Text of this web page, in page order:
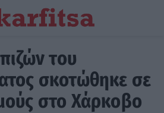
του
σκοτώθηκε σε
στο Χάρκοβο